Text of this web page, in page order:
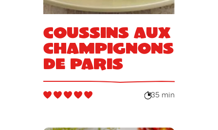
Coussins aux
champignons
de Paris
35 min